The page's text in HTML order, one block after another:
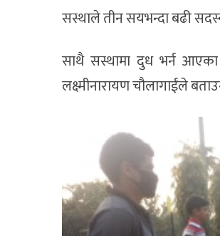
सस्थाले तीन सयभन्दा बढी
साथै सस्थामा दुध भर्न
लक्ष्मीनारायण चौलागाईंले